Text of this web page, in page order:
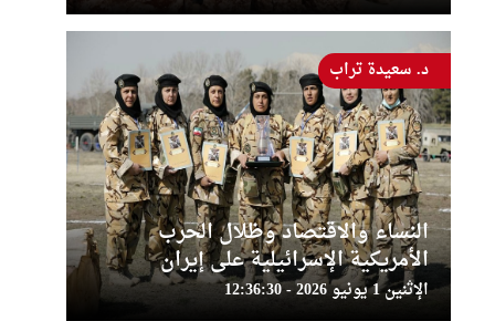
النساء والاقتصاد وظلال الحرب
الأمريكية الإسرائيلية على إيران
الإثنين 1 يونيو 2026 - 12:36:30
د. سعيدة تراب